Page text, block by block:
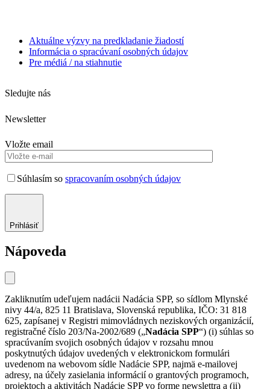
Aktuálne výzvy na predkladanie žiadostí
Informácia o spracúvaní osobných údajov
Pre médiá / na stiahnutie
Sledujte nás
Newsletter
Vložte email
Súhlasím so spracovaním osobných údajov
Prihlásiť
Nápoveda
Zakliknutím udeľujem nadácii Nadácia SPP, so sídlom Mlynské
nivy 44/a, 825 11 Bratislava, Slovenská republika, IČO: 31 818
625, zapísanej v Registri mimovládnych neziskových organizácií,
registračné číslo 203/Na-2002/689 („Nadácia SPP“) (i) súhlas so
spracúvaním svojich osobných údajov v rozsahu mnou
poskytnutých údajov uvedených v elektronickom formulári
uvedenom na webovom sídle Nadácie SPP, najmä e-mailovej
adresy, na účely zasielania informácií o grantových programoch,
projektoch a aktivitách Nadácie SPP vo forme newslettra a (ii)